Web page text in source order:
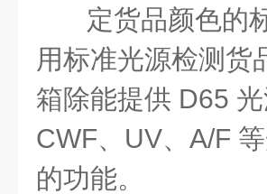
定货品颜色的
用标准光源检测货
箱除能提供 D65
CWF、 UV、 A/F
的功能。